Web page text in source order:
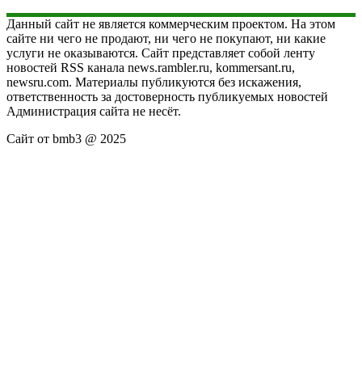
Данный сайт не является коммерческим проектом. На этом
сайте ни чего не продают, ни чего не покупают, ни какие
услуги не оказываются. Сайт представляет собой ленту
новостей RSS канала news.rambler.ru, kommersant.ru,
newsru.com. Материалы публикуются без искажения,
ответственность за достоверность публикуемых новостей
Администрация сайта не несёт.
Сайт от bmb3 @ 2025